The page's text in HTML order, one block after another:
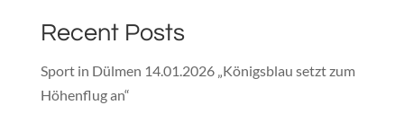
Recent Posts
Sport in Dülmen 14.01.2026 „Königsblau setzt zum
Höhenflug an“